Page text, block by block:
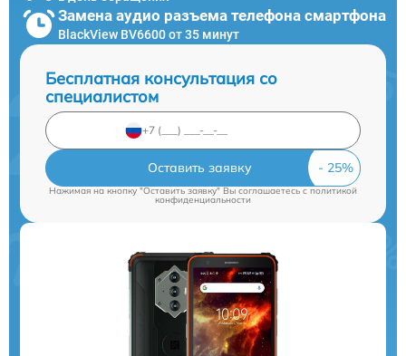
Замена аудио разъема телефона смартфона
BlackView BV6600 от 35 минут
Бесплатная консультация со
специалистом
Оставить заявку
Нажимая на кнопку "Оставить заявку" Вы соглашаетесь cполитикой
конфиденциальности